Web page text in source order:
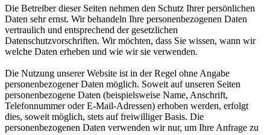
Die Betreiber dieser Seiten nehmen den Schutz Ihrer persönlichen
Daten sehr ernst. Wir behandeln Ihre personenbezogenen Daten
vertraulich und entsprechend der gesetzlichen
Datenschutzvorschriften. Wir möchten, dass Sie wissen, wann wir
welche Daten erheben und wie wir sie verwenden.
Die Nutzung unserer Website ist in der Regel ohne Angabe
personenbezogener Daten möglich. Soweit auf unseren Seiten
personenbezogene Daten (beispielsweise Name, Anschrift,
Telefonnummer oder E-Mail-Adressen) erhoben werden, erfolgt
dies, soweit möglich, stets auf freiwilliger Basis. Die
personenbezogenen Daten verwenden wir nur, um Ihre Anfrage zu